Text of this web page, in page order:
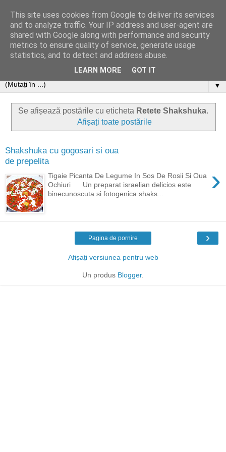
▼
Se afișează postările cu eticheta Retete Shakshuka.
Afișați toate postările
Shakshuka cu gogosari si oua
de prepelita
›
Tigaie Picanta De Legume In Sos De Rosii Si Oua
Ochiuri Un preparat israelian delicios este
binecunoscuta si fotogenica shaks...
›
Pagina de pornire
Afișați versiunea pentru web
Un produs Blogger.
This site uses cookies from Google to deliver its services
and to analyze traffic. Your IP address and user-agent are
shared with Google along with performance and security
metrics to ensure quality of service, generate usage
statistics, and to detect and address abuse.
LEARN MORE GOT IT